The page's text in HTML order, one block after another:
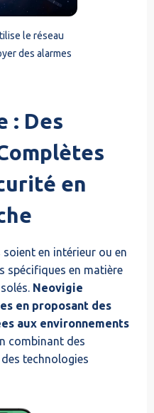
le réseau
des alarmes
: Des
en
soient en intérieur ou en
spécifiques en matière
Neovigie
en proposant des
aux environnements
combinant des
technologies